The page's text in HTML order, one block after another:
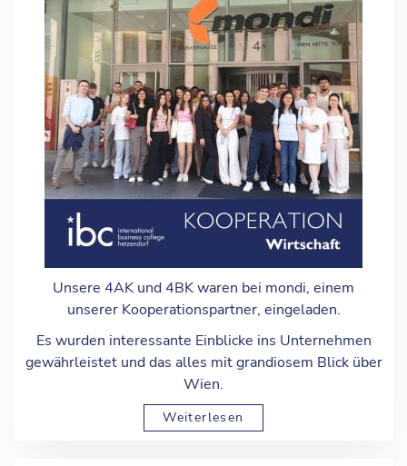
Unsere 4AK und 4BK waren bei mondi, einem
unserer Kooperationspartner, eingeladen.
Es wurden interessante Einblicke ins Unternehmen
gewährleistet und das alles mit grandiosem Blick über
Wien.
Weiterlesen